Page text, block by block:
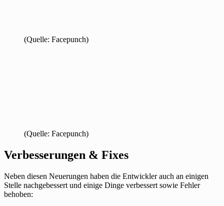
(Quelle: Facepunch)
(Quelle: Facepunch)
Verbesserungen & Fixes
Neben diesen Neuerungen haben die Entwickler auch an einigen
Stelle nachgebessert und einige Dinge verbessert sowie Fehler
behoben: